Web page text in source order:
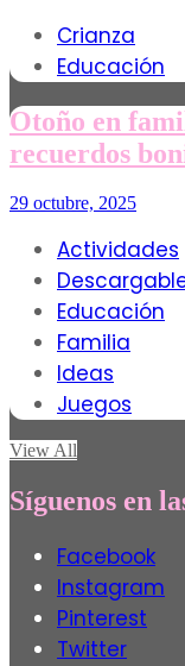
Crianza
Educación
Otoño en
recuerdos
29 octubre, 2025
Actividades
Educación
Familia
Ideas
Juegos
View All
Síguenos en
Facebook
Instagram
Pinterest
Twitter